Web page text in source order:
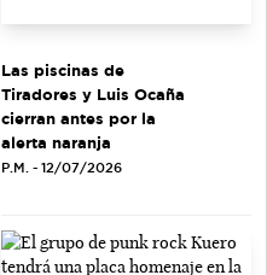
Las piscinas de
Tiradores y Luis Ocaña
cierran antes por la
alerta naranja
P.M. - 12/07/2026